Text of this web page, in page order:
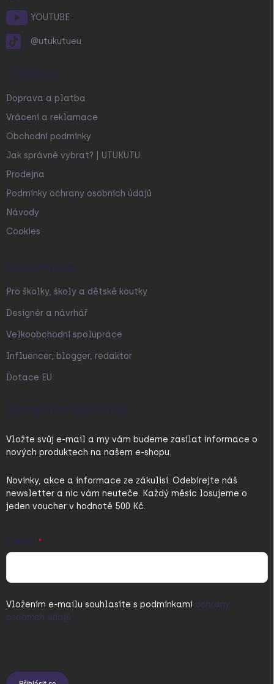
YOUTUBE
@utukutueu
O NÁKUPU
Doprava a platba
Vrácení a reklamace
Obchodní podmínky
Jak správně vybrat? | UTUKUTU
Prodejna
Podmínky ochrany osobních údajů
Návody
Cookies
SPOLUPRÁCE
Pro školky, školy a dětské koutky
Designér a návrhář
Velkoobchodní spolupráce
Influencer, blogger, redaktor
Dotace EU
ODEBÍRAT NEWSLETTER
Vložte svůj e-mail a my vám budeme zasílat informace o
nových produktech na našem e-shopu.
Novinky, akce a informace ze zákulisí. Odebírejte náš
newsletter a nic vám neuteče. Každý měsíc losujeme o
jeden voucher v hodnotě 500 Kč.
E-MAIL
Vložením e-mailu souhlasíte s podmínkami ochrany
osobních údajů